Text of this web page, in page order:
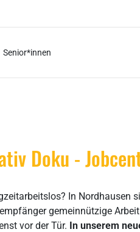
Senior*innen
Doku -
In Nordhausen
gemeinnützige
vor der Tür. In unserem